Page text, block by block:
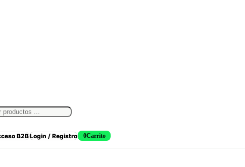
B2BLogin / Registro 0Carrito